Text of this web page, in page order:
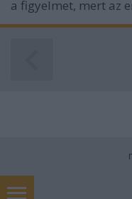
a figyelmet, mert az